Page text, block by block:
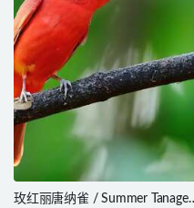
玫红丽唐纳雀 / Summer Tanager